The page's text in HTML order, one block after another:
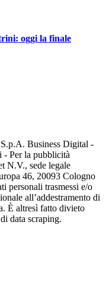
oggi la finale
Business Digital -
- Per la pubblicità
N.V., sede legale
46, 20093 Cologno
personali trasmessi e/o
all’addestramento di
È altresì fatto divieto
data scraping.